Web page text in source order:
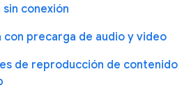
sin conexión
con precarga de audio y video
de reproducción de contenido